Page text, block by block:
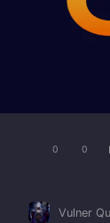
0 0
Vulner